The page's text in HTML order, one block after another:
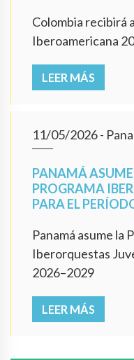
Colombia recibirá
Iberoamericana
LEER MÁS
11/05/2026-
PANAMÁ ASUME
PROGRAMA
PARA EL
Panamá asume la
Iberorquestas
2026–2029
LEER MÁS